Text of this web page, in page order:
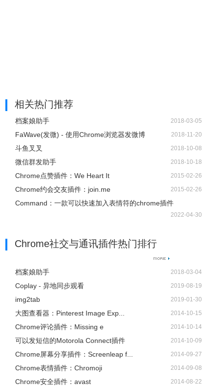
相关热门推荐
档案娘助手 2018-03-05
FaWave(发微) - 使用Chrome浏览器发微博 2018-11-20
斗鱼叉叉 2018-10-08
微信群发助手 2018-10-18
Chrome点赞插件：We Heart It 2015-02-26
Chrome约会交友插件：join.me 2015-02-26
Command：一款可以快速加入表情符的chrome插件
2022-04-30
Chrome社交与通讯插件热门排行
档案娘助手 2018-03-04
Coplay - 异地同步观看 2019-08-19
img2tab 2019-01-30
大图查看器：Pinterest Image Exp... 2014-10-15
Chrome评论插件：Missing e 2014-10-14
可以发短信的Motorola Connect插件 2014-10-09
Chrome屏幕分享插件：Screenleap f... 2014-09-27
Chrome表情插件：Chromoji 2014-09-08
Chrome安全插件：avast 2014-08-22